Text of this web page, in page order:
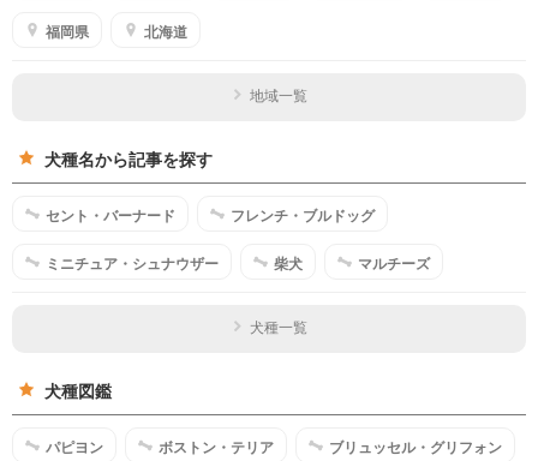
福岡県 北海道
地域一覧
犬種名から記事を探す
セント・バーナード フレンチ・ブルドッグ
ミニチュア・シュナウザー 柴犬 マルチーズ
犬種一覧
犬種図鑑
パピヨン ボストン・テリア ブリュッセル・グリフォン